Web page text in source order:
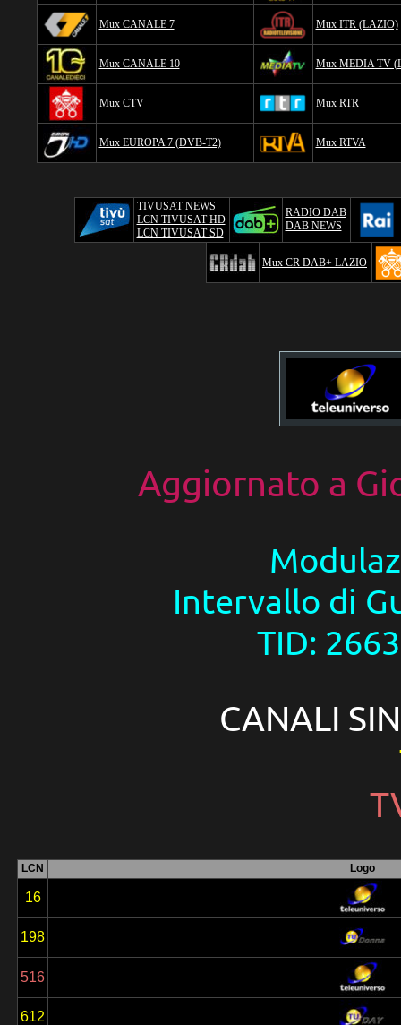
Mux CANALE 7 Mux ITR (LAZIO)
Mux CANALE 10 Mux MEDIA TV
Mux CTV Mux RTR
Mux EUROPA 7 (DVB-T2) Mux RTVA
TIVUSAT NEWS
LCN TIVUSAT HD
LCN TIVUSAT SD
RADIO DAB
DAB NEWS
Mux CR DAB+ LAZIO
Aggiornato a
Intervallo di
TID:
CANALI
LCN Logo
16
198
516
612